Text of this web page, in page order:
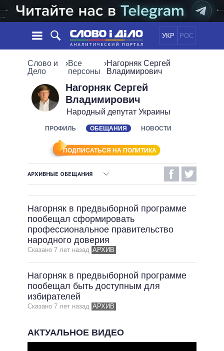
УКР РОС
НОВОСТИ
ЛЕНТА
СОБЫТИЯ
МНЕНИЯ
ОБЗОРЫ
ДАЙДЖЕСТЫ
ПОЛИТИКА
ЭКОНОМИКА
ОБЩЕСТВО
МИР
ОБЕЩАНИЯ
ПОЛИТИКИ
ВСЕ ПОЛИТИКИ
ПРЕЗИДЕНТ И ОФИС
ВЕРХОВНАЯ РАДА
КАБИНЕТ МИНИСТРОВ
ВСЕ ПЕРСОНЫ
ИНФОГРАФИКА
ВИДЕО
ПОДДЕРЖАТЬ
СРАВНЕНИЕ ПОЛИТИКОВ
Слово и
Дело
›Все
персоны
›Нагорняк Сергей
Владимирович
Нагорняк Сергей
Владимирович
Народный депутат Украины
ПРОФИЛЬ ОБЕЩАНИЯ НОВОСТИ
ПОДПИСАТЬСЯ НА ПОЛИТИКА
АРХИВНЫЕ ОБЕЩАНИЯ
НЕВЫПОЛНЕННЫЕ ОБЕЩАНИЯ
ОБЕЩАНИЯ В ПРОЦЕССЕ
ВСЕ ОБЕЩАНИЯ
АРХИВНЫЕ ОБЕЩАНИЯ
Нагорняк в предвыборной программе
пообещал сформировать
профессиональное правительство
народного доверия
Сказано 7 лет назад АРХИВ
Нагорняк в предвыборной программе
пообещал быть доступным для
избирателей
Сказано 7 лет назад АРХИВ
АКТУАЛЬНОЕ ВИДЕО